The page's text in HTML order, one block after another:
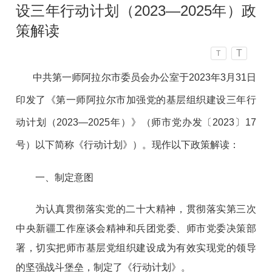
设三年行动计划（2023—2025年）政
策解读
T T
中共第一师阿拉尔市委员会办公室于2023年3月31日
印发了《第一师阿拉尔市加强党的基层组织建设三年行
动计划（2023—2025年）》（师市党办发〔2023〕17
号）以下简称《行动计划》）。现作以下政策解读：
一、制定意图
为认真贯彻落实党的二十大精神，贯彻落实第三次
中央新疆工作座谈会精神和兵团党委、师市党委决策部
署，切实把师市基层党组织建设成为有效实现党的领导
的坚强战斗堡垒，制定了《行动计划》。